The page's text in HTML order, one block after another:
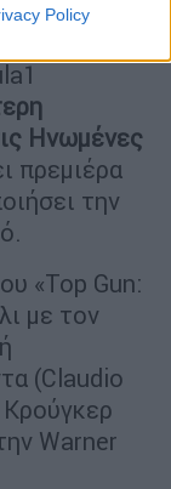
Policy
Ηνωμένες
πρεμιέρα
την
«Top Gun:
με τον
(Claudio
Warner